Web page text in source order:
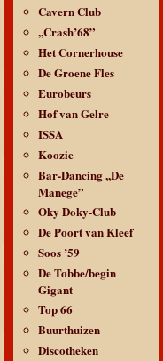
Cavern Club
,,Crash’68”
Het Cornerhouse
De Groene Fles
Eurobeurs
Hof van Gelre
ISSA
Koozie
Bar-Dancing ,,De
Manege”
Oky Doky-Club
De Poort van Kleef
Soos ’59
De Tobbe/begin
Gigant
Top 66
Buurthuizen
Discotheken